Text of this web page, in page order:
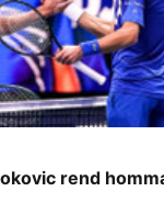
rend